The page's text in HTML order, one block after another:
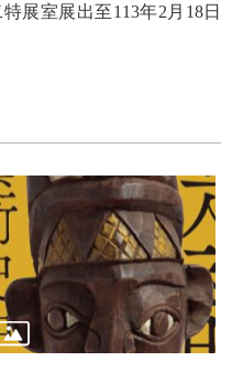
展室展出至113年2月18日